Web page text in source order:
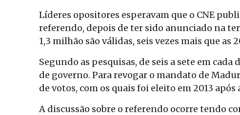
Líderes opositores esperavam que o CNE
referendo, depois de ter sido anunciado na
1,3 milhão são válidas, seis vezes mais que
Segundo as pesquisas, de seis a sete em
de governo. Para revogar o mandato de
de votos, com os quais foi eleito em 2013 após
A discussão sobre o referendo ocorre tendo